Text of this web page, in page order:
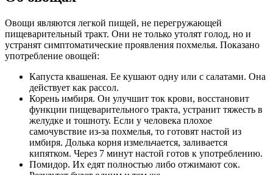
Овощи являются легкой пищей, не перегружающей
пищеварительный тракт. Они не только утолят голод, но и
устранят симптоматические проявления похмелья. Показано
употребление овощей:
Капуста квашеная. Ее кушают одну или с салатами. Она
действует как рассол.
Корень имбиря. Он улучшит ток крови, восстановит
функции пищеварительного тракта, устранит тяжесть в
желудке и тошноту. Если у человека плохое
самочувствие из-за похмелья, то готовят настой из
имбиря. Долька корня измельчается, заливается
кипятком. Через 7 минут настой готов к употреблению.
Помидор. Их едят полностью либо отжимают сок.